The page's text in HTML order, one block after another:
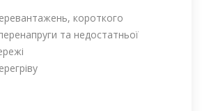
короткого
та недостатньої